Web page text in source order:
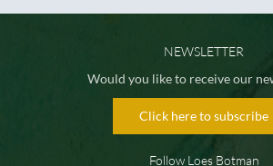
NEWSLETTER
Would you like to receive our
Click here to subscribe
Follow Loes Botman